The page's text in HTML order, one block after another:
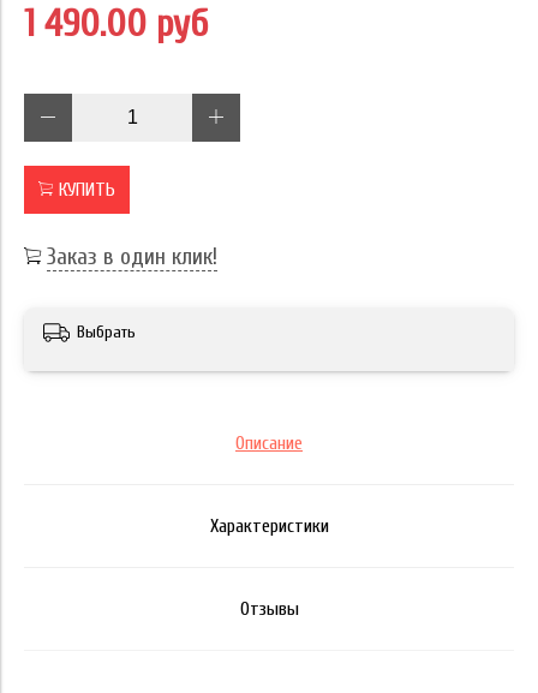
1 490.00 руб
КУПИТЬ
Заказ в один клик!
Выбрать
Описание
Характеристики
Отзывы